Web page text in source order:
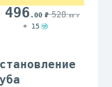
496 .00 528.00
+ 15